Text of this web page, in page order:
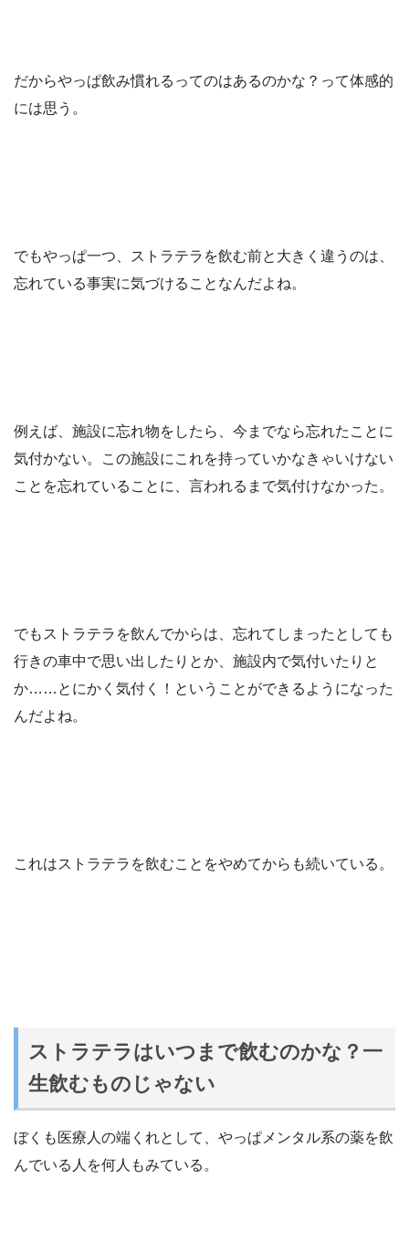
だからやっぱ飲み慣れるってのはあるのかな？って体感的
には思う。
でもやっぱ一つ、ストラテラを飲む前と大きく違うのは、
忘れている事実に気づけることなんだよね。
例えば、施設に忘れ物をしたら、今までなら忘れたことに
気付かない。この施設にこれを持っていかなきゃいけない
ことを忘れていることに、言われるまで気付けなかった。
でもストラテラを飲んでからは、忘れてしまったとしても
行きの車中で思い出したりとか、施設内で気付いたりと
か……とにかく気付く！ということができるようになった
んだよね。
これはストラテラを飲むことをやめてからも続いている。
ストラテラはいつまで飲むのかな？一
生飲むものじゃない
ぼくも医療人の端くれとして、やっぱメンタル系の薬を飲
んでいる人を何人もみている。